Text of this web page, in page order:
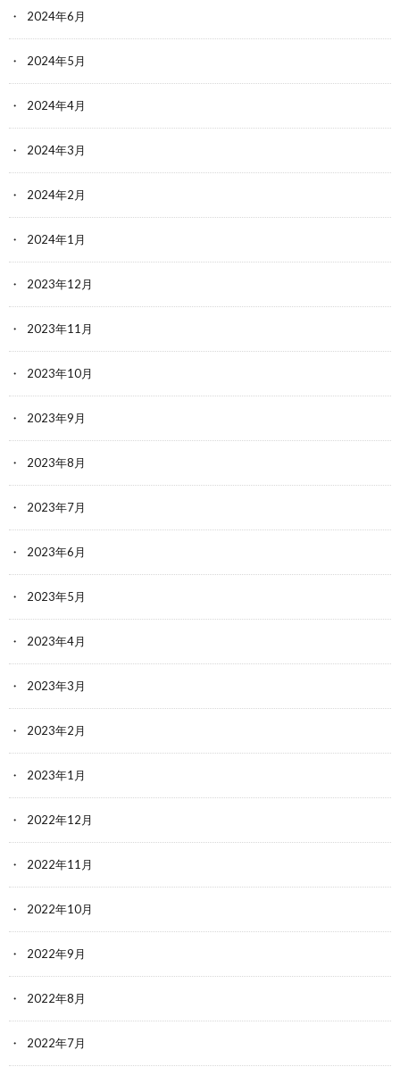
2024年6月
2024年5月
2024年4月
2024年3月
2024年2月
2024年1月
2023年12月
2023年11月
2023年10月
2023年9月
2023年8月
2023年7月
2023年6月
2023年5月
2023年4月
2023年3月
2023年2月
2023年1月
2022年12月
2022年11月
2022年10月
2022年9月
2022年8月
2022年7月